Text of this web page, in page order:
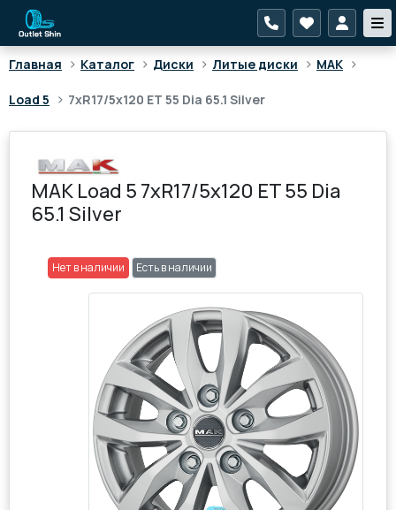
Главная > Каталог > Диски > Литые диски > MAK >
Load 5 > 7xR17/5x120 ET 55 Dia 65.1 Silver
MAK Load 5 7xR17/5x120 ET 55 Dia
65.1 Silver
Нет в наличии Есть в наличии